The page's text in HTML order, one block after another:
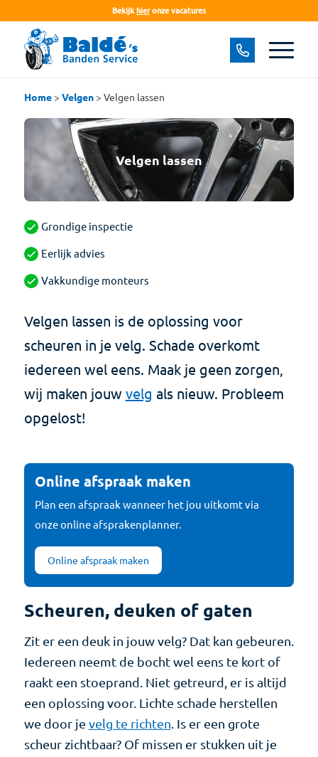
Bekijk hieronze vacatures
Home> Velgen> Velgen lassen
Velgen lassen
Grondige inspectie
Eerlijk advies
Vakkundige monteurs
Velgen lassen is de oplossing voor
scheuren in je velg. Schade overkomt
iedereen wel eens. Maak je geen zorgen,
wij maken jouw velg als nieuw. Probleem
opgelost!
Online afspraak maken
Plan een afspraak wanneer het jou uitkomt via
onze online afsprakenplanner.
Online afspraak maken
Scheuren, deuken of gaten
Zit er een deuk in jouw velg? Dat kan gebeuren.
Iedereen neemt de bocht wel eens te kort of
raakt een stoeprand. Niet getreurd, er is altijd
een oplossing voor. Lichte schade herstellen
we door je velg te richten. Is er een grote
scheur zichtbaar? Of missen er stukken uit je